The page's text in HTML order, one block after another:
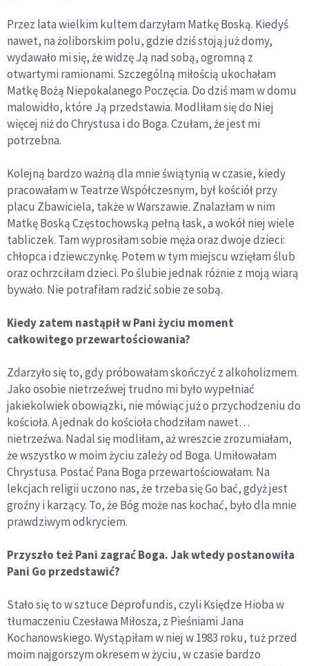
Przez lata wielkim kultem darzyłam Matkę Boską. Kiedyś
nawet, na żoliborskim polu, gdzie dziś stoją już domy,
wydawało mi się, że widzę Ją nad sobą, ogromną z
otwartymi ramionami. Szczególną miłością ukochałam
Matkę Bożą Niepokalanego Poczęcia. Do dziś mam w domu
malowidło, które Ją przedstawia. Modliłam się do Niej
więcej niż do Chrystusa i do Boga. Czułam, że jest mi
potrzebna.
Kolejną bardzo ważną dla mnie świątynią w czasie, kiedy
pracowałam w Teatrze Współczesnym, był kościół przy
placu Zbawiciela, także w Warszawie. Znalazłam w nim
Matkę Boską Częstochowską pełną łask, a wokół niej wiele
tabliczek. Tam wyprosiłam sobie męża oraz dwoje dzieci:
chłopca i dziewczynkę. Potem w tym miejscu wzięłam ślub
oraz ochrzciłam dzieci. Po ślubie jednak różnie z moją wiarą
bywało. Nie potrafiłam radzić sobie ze sobą.
Kiedy zatem nastąpił w Pani życiu moment
całkowitego przewartościowania?
Zdarzyło się to, gdy próbowałam skończyć z alkoholizmem.
Jako osobie nietrzeźwej trudno mi było wypełniać
jakiekolwiek obowiązki, nie mówiąc już o przychodzeniu do
kościoła. A jednak do kościoła chodziłam nawet…
nietrzeźwa. Nadal się modliłam, aż wreszcie zrozumiałam,
że wszystko w moim życiu zależy od Boga. Umiłowałam
Chrystusa. Postać Pana Boga przewartościowałam. Na
lekcjach religii uczono nas, że trzeba się Go bać, gdyż jest
groźny i karzący. To, że Bóg może nas kochać, było dla mnie
prawdziwym odkryciem.
Przyszło też Pani zagrać Boga. Jak wtedy postanowiła
Pani Go przedstawić?
Stało się to w sztuce Deprofundis, czyli Księdze Hioba w
tłumaczeniu Czesława Miłosza, z Pieśniami Jana
Kochanowskiego. Wystąpiłam w niej w 1983 roku, tuż przed
moim najgorszym okresem w życiu, w czasie bardzo